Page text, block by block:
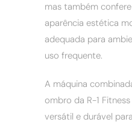
mas também
aparência estética
adequada para
uso frequente.
A máquina
ombro da R-1
versátil e durável